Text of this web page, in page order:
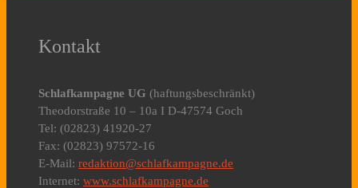
Kontakt
Schlafkampagne UG (haftungsbeschränkt)
Theodorstraße 10 – 10a I D-47574 Goch
Tel: (02823) 41920-27
Fax: (02823) 97572-16
E-Mail: redaktion@schlafkampagne.de
Internet: www.schlafkampagne.de